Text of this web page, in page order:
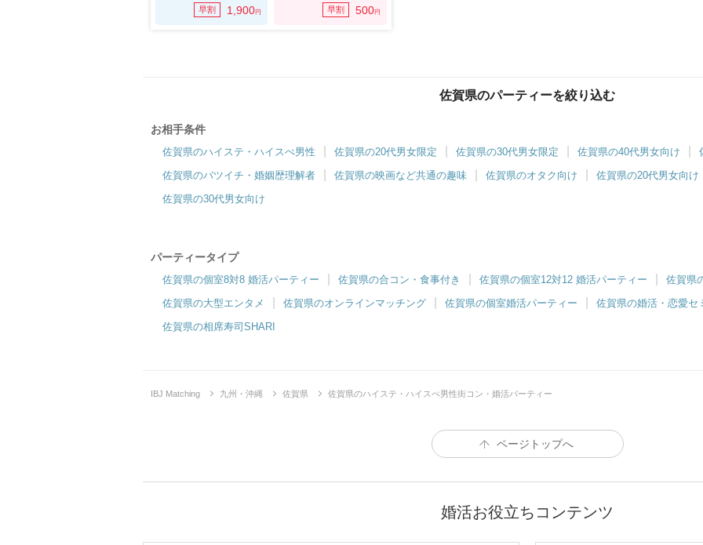
早割 1,900円 早割 500円
佐賀県のパーティーを絞り込む
お相手条件
佐賀県のハイステ・ハイスぺ男性 佐賀県の20代男女限定 佐賀県の30代男女限定 佐賀県の40代男女向け
佐賀県のバツイチ・婚姻歴理解者
佐賀県の映画など共通の趣味 佐賀県のオタク向け
佐賀県の20代男女向け
佐賀県の30代男女向け
パーティータイプ
佐賀県の個室8対8 婚活パーティー 佐賀県の合コン・食事付き 佐賀県の個室12対12 婚活パーティー
佐賀県
佐賀県の大型エンタメ
佐賀県のオンラインマッチング 佐賀県の個室婚活パーティー
佐賀県の婚活・恋愛セ
佐賀県の相席寿司SHARI
IBJ Matching 九州・沖縄 佐賀県 佐賀県のハイステ・ハイスぺ男性街コン・婚活パーティー
ページトップへ
婚活お役立ちコンテンツ